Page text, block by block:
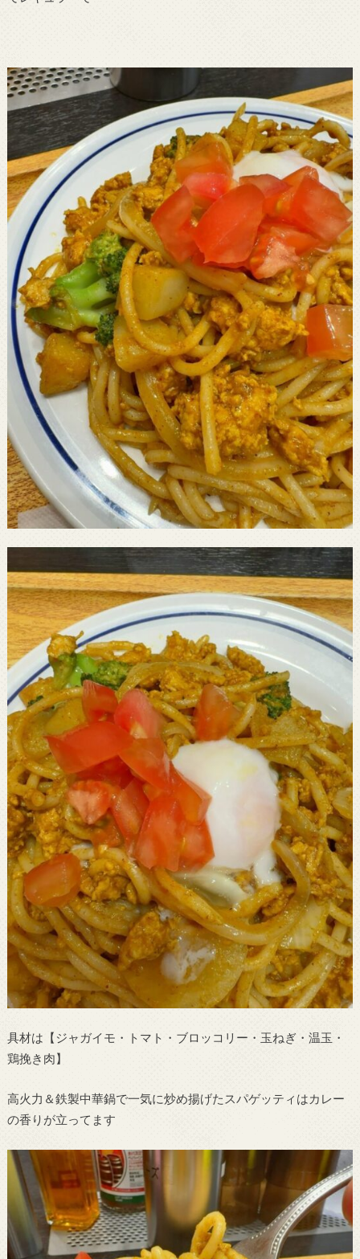
具材は【ジャガイモ・トマト・ブロッコリー・玉ねぎ・温玉・
鶏挽き肉】
高火力＆鉄製中華鍋で一気に炒め揚げたスパゲッティはカレー
の香りが立ってます